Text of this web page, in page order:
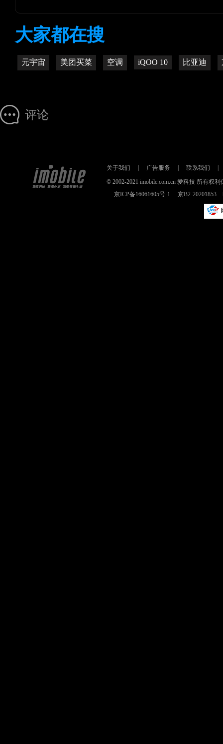
大家都在搜
元宇宙 美团买菜 空调 iQOO 10 比亚迪
评论
关于我们 广告服务 联系我们
© 2002-2021 imobile.com.cn 爱科技 所有权
京ICP备16061605号-1
京B2-20201853